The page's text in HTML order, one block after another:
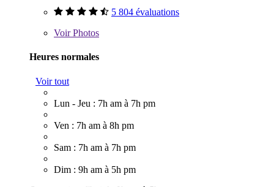
5 804 évaluations
VoirPhotos
Heures normales
Voir tout
Lun - Jeu : 7h am à 7h pm
Ven : 7h am à 8h pm
Sam : 7h am à 7h pm
Dim : 9h am à 5h pm